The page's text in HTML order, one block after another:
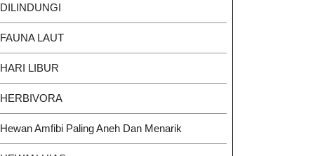
DILINDUNGI
FAUNA LAUT
HARI LIBUR
HERBIVORA
Hewan Amfibi Paling Aneh Dan Menarik